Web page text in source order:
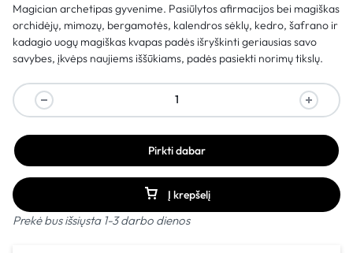
Magician archetipas gyvenime. Pasiūlytos afirmacijos bei magiškas
orchidėjų, mimozų, bergamotės, kalendros sėklų, kedro, šafrano ir
kadagio uogų magiškas kvapas padės išryškinti geriausias savo
savybes, įkvėps naujiems iššūkiams, padės pasiekti norimų tikslų.
Į krepšelį
Pirkti dabar
Prekė bus išsiųsta 1-3 darbo dienos